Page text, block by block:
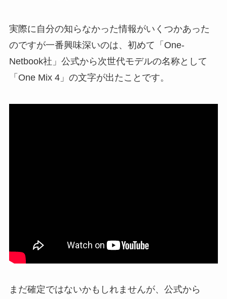
実際に自分の知らなかった情報がいくつかあった
のですが一番興味深いのは、初めて「One-
Netbook社」公式から次世代モデルの名称として
「One Mix 4」の文字が出たことです。
まだ確定ではないかもしれませんが、公式から